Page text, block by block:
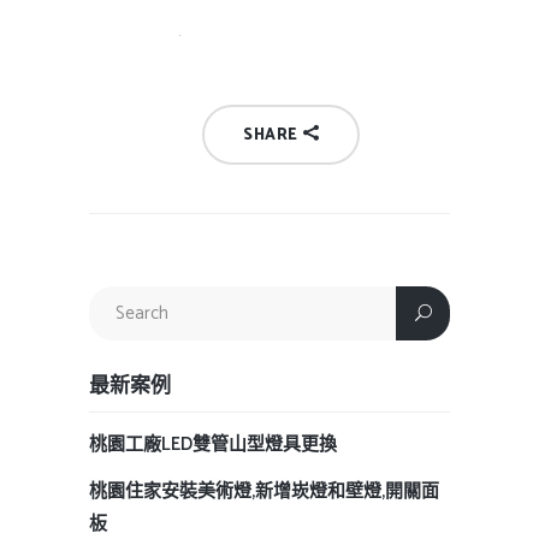
SHARE
最新案例
桃園工廠LED雙管山型燈具更換
桃園住家安裝美術燈,新增崁燈和壁燈,開關面
板